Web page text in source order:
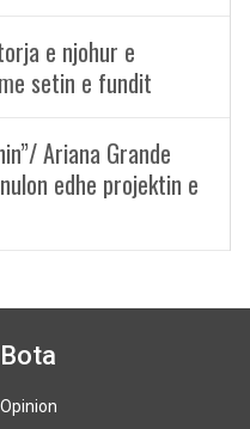
e njohur e
setin e fundit
Ariana Grande
edhe projektin e
Bota
Opinion